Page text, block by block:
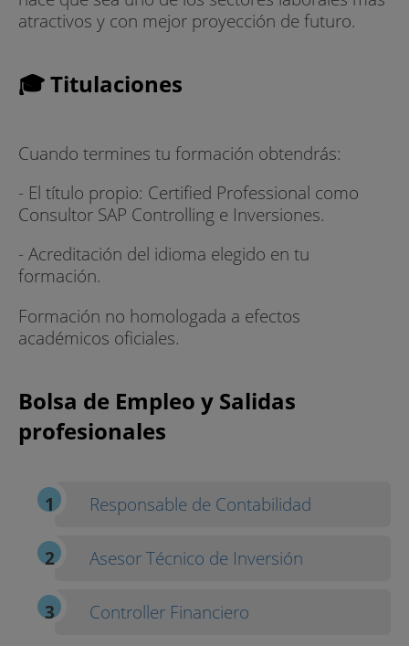
atractivos y con mejor proyección de futuro.
🎓 Titulaciones
Cuando termines tu formación obtendrás:
- El título propio: Certified Professional como
Consultor SAP Controlling e Inversiones.
- Acreditación del idioma elegido en tu
formación.
Formación no homologada a efectos
académicos oficiales.
Bolsa de Empleo y Salidas
profesionales
Responsable de Contabilidad
Asesor Técnico de Inversión
Controller Financiero